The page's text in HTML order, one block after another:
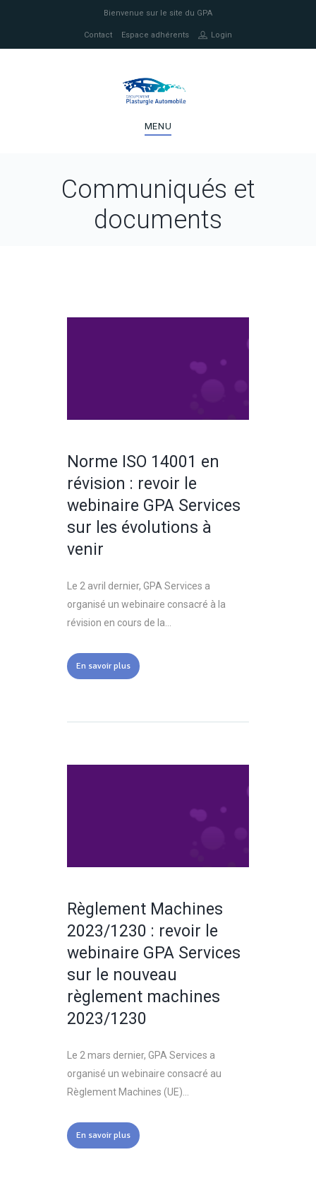
Bienvenue sur le site du GPA
Contact Espace adhérents Login
MENU
Communiqués et
documents
Norme ISO 14001 en
révision : revoir le
webinaire GPA Services
sur les évolutions à
venir
Le 2 avril dernier, GPA Services a
organisé un webinaire consacré à la
révision en cours de la...
En savoir plus
Règlement Machines
2023/1230 : revoir le
webinaire GPA Services
sur le nouveau
règlement machines
2023/1230
Le 2 mars dernier, GPA Services a
organisé un webinaire consacré au
Règlement Machines (UE)...
En savoir plus